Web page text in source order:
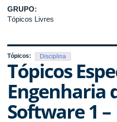
GRUPO:
Tópicos Livres
Tópicos: Disciplina
Tópicos
Engenharia
Software 1 –